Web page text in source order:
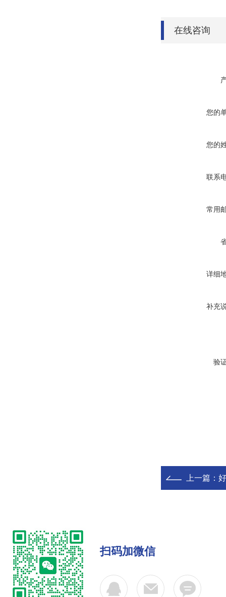
在线咨询
您的
您的
联系
常用
详细
补充
验
上一篇：
扫码加微信